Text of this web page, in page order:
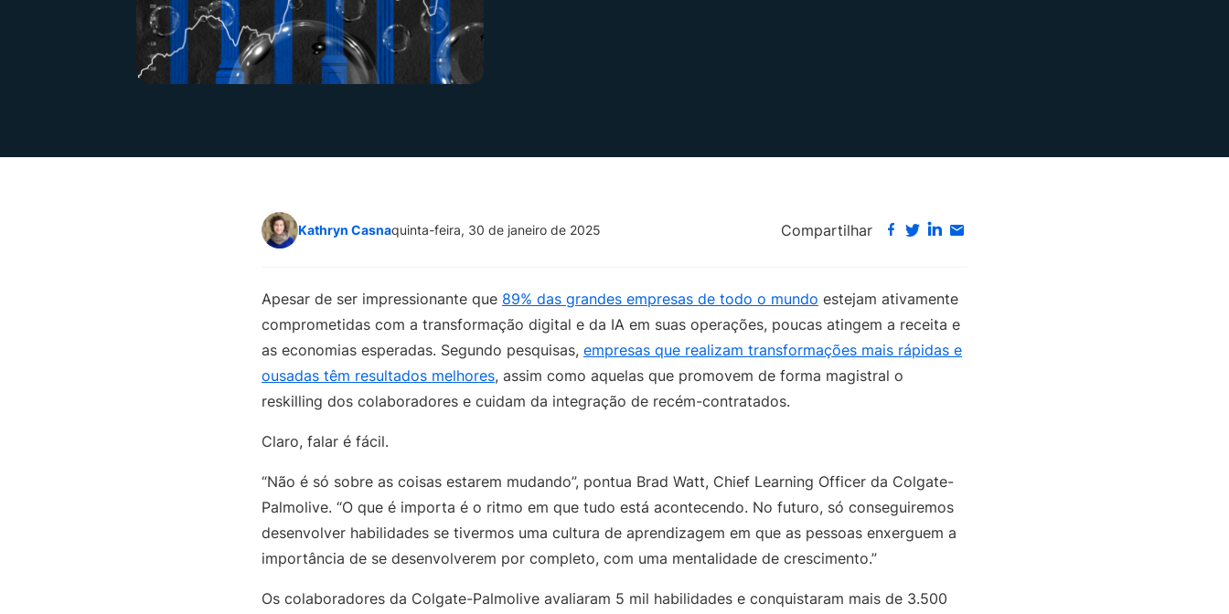
Kathryn Casnaquinta-feira, 30 de janeiro de 2025 Compartilhar
Apesar de ser impressionante que 89% das grandes empresas de todo o mundo estejam ativamente
comprometidas com a transformação digital e da IA em suas operações, poucas atingem a receita e
as economias esperadas. Segundo pesquisas, empresas que realizam transformações mais rápidas e
ousadas têm resultados melhores, assim como aquelas que promovem de forma magistral o
reskilling dos colaboradores e cuidam da integração de recém-contratados.
Claro, falar é fácil.
“Não é só sobre as coisas estarem mudando”, pontua Brad Watt, Chief Learning Officer da Colgate-
Palmolive. “O que é importa é o ritmo em que tudo está acontecendo. No futuro, só conseguiremos
desenvolver habilidades se tivermos uma cultura de aprendizagem em que as pessoas enxerguem a
importância de se desenvolverem por completo, com uma mentalidade de crescimento.”
Os colaboradores da Colgate-Palmolive avaliaram 5 mil habilidades e conquistaram mais de 3.500